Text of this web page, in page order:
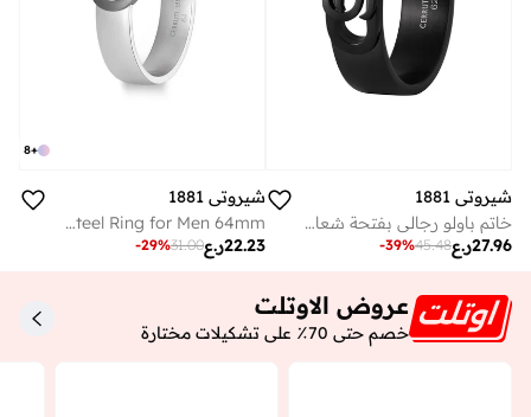
شيروتي 1881
خاتم باولو رجالي بفتحة شعار أسود مقاس مم
ر.ع27.96
45.48
-39%
+
8
شيروتي 1881
Luigi Silver Gunmetal Stainless Steel Ring for Men 64mm
ر.ع22.23
31.00
-29%
عروض الاوتلت
خصم حتى 70٪ على تشكيلات مختارة